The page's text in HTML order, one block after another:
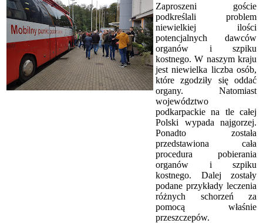
Zaproszeni goście
podkreślali problem
niewielkiej ilości
potencjalnych dawców
organów i szpiku
kostnego. W naszym kraju
jest niewielka liczba osób,
które zgodziły się oddać
organy. Natomiast
województwo
podkarpackie na tle całej
Polski wypada najgorzej.
Ponadto została
przedstawiona cała
procedura pobierania
organów i szpiku
kostnego. Dalej zostały
podane przykłady leczenia
różnych schorzeń za
pomocą właśnie
przeszczepów.